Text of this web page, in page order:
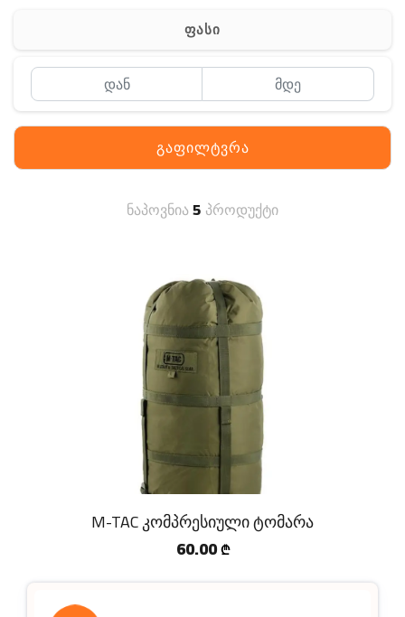
Off-Road
ფასი
გაფილტვრა
ნაპოვნია5 პროდუქტი
M-TAC კომპრესიული ტომარა
60.00 ₾